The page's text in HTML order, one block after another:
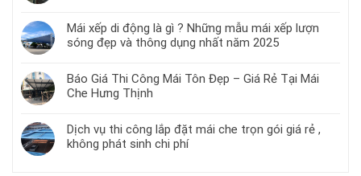
Mái xếp di động là gì ? Những mẫu mái xếp lượn
sóng đẹp và thông dụng nhất năm 2025
Báo Giá Thi Công Mái Tôn Đẹp – Giá Rẻ Tại Mái
Che Hưng Thịnh
Dịch vụ thi công lắp đặt mái che trọn gói giá rẻ ,
không phát sinh chi phí